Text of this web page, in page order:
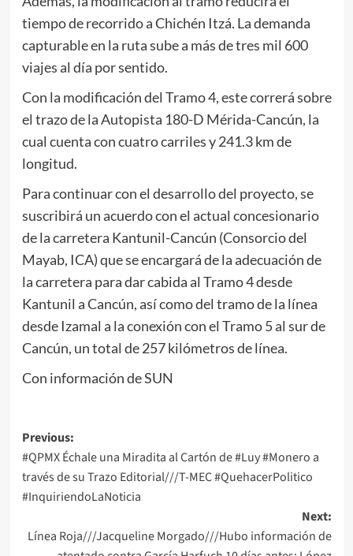
tiempo de recorrido a Chichén Itzá. La demanda
capturable en la ruta sube a más de tres mil 600
viajes al día por sentido.
Con la modificación del Tramo 4, este correrá sobre
el trazo de la Autopista 180-D Mérida-Cancún, la
cual cuenta con cuatro carriles y 241.3 km de
longitud.
Para continuar con el desarrollo del proyecto, se
suscribirá un acuerdo con el actual concesionario
de la carretera Kantunil-Cancún (Consorcio del
Mayab, ICA) que se encargará de la adecuación de
la carretera para dar cabida al Tramo 4 desde
Kantunil a Cancún, así como del tramo de la línea
desde Izamal a la conexión con el Tramo 5 al sur de
Cancún, un total de 257 kilómetros de línea.
Con información de SUN
Post
navigation
Previous:
#QPMX Échale una Miradita al Cartón de #Luy #Monero a
través de su Trazo Editorial///T-MEC #QuehacerPolitico
#InquiriendoLaNoticia
Next:
Línea Roja///Jacqueline Morgado///Hubo información de